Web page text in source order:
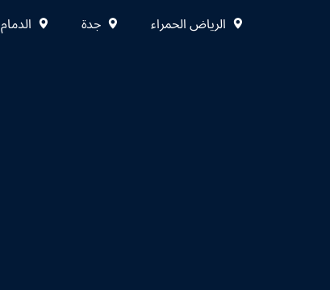
الرياض الحمراء جدة الدمام